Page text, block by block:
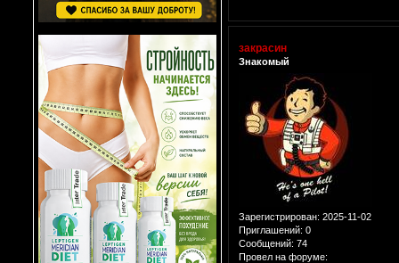
закрасин
Знакомый
Зарегистрирован: 2025-11-02
Приглашений: 0
Сообщений: 74
Провел на форуме: